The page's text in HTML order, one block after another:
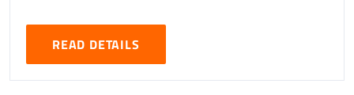
READ DETAILS